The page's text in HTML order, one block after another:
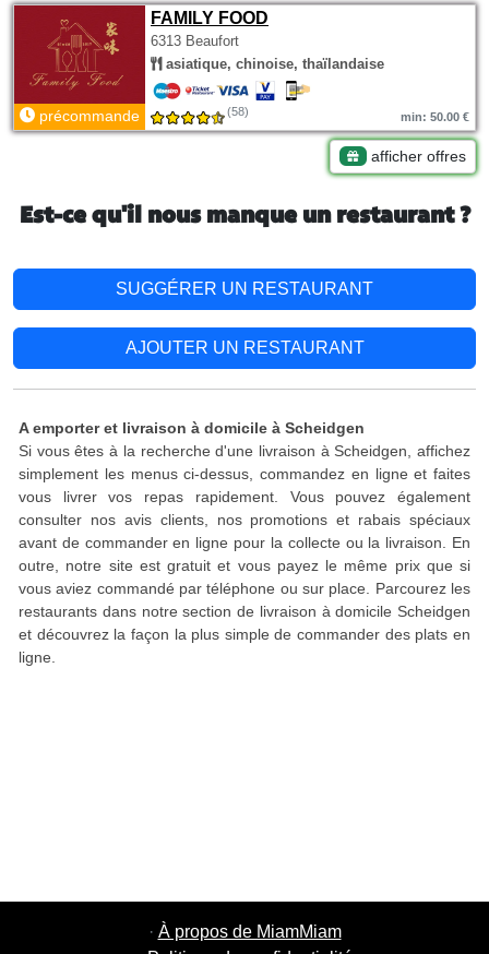
FAMILY FOOD
6313 Beaufort
asiatique, chinoise, thaïlandaise
précommande (58) min: 50.00 €
afficher offres
Est-ce qu'il nous manque un restaurant ?
SUGGÉRER UN RESTAURANT
AJOUTER UN RESTAURANT
A emporter et livraison à domicile à Scheidgen
Si vous êtes à la recherche d'une livraison à Scheidgen, affichez
simplement les menus ci-dessus, commandez en ligne et faites
vous livrer vos repas rapidement. Vous pouvez également
consulter nos avis clients, nos promotions et rabais spéciaux
avant de commander en ligne pour la collecte ou la livraison. En
outre, notre site est gratuit et vous payez le même prix que si
vous aviez commandé par téléphone ou sur place. Parcourez les
restaurants dans notre section de livraison à domicile Scheidgen
et découvrez la façon la plus simple de commander des plats en
ligne.
· À propos de MiamMiam